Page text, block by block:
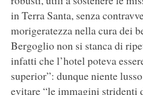
in Terra Santa, senza
morigeratezza nella cura dei
Bergoglio non si stanca di
infatti che l’hotel poteva
superior”: dunque niente
evitare “le immagini stridenti